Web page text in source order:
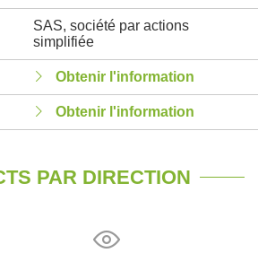
SAS, société par actions
simplifiée
Obtenir l'information
Obtenir l'information
PAR DIRECTION